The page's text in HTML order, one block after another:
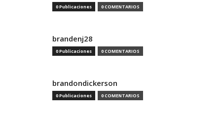
0 Publicaciones 0 COMENTARIOS
brandenj28
0 Publicaciones 0 COMENTARIOS
brandondickerson
0 Publicaciones 0 COMENTARIOS